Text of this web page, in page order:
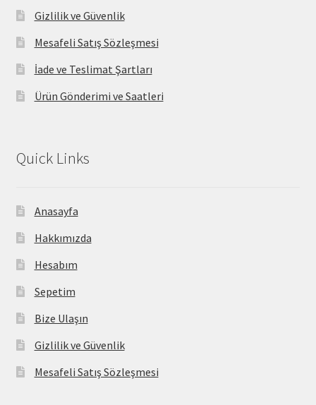
Gizlilik ve Güvenlik
Mesafeli Satış Sözleşmesi
İade ve Teslimat Şartları
Ürün Gönderimi ve Saatleri
Quick Links
Anasayfa
Hakkımızda
Hesabım
Sepetim
Bize Ulaşın
Gizlilik ve Güvenlik
Mesafeli Satış Sözleşmesi